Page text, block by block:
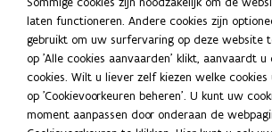
L
i
n
k
e
d
K
o
p
i
e
e
Contact
laten functioneren. Andere cookies zijn
gebruikt om uw surfervaring op deze website
op 'Alle cookies aanvaarden' klikt, aanvaardt u
cookies. Wilt u liever zelf kiezen welke
op 'Cookievoorkeuren beheren'. U kunt uw
moment aanpassen door onderaan de